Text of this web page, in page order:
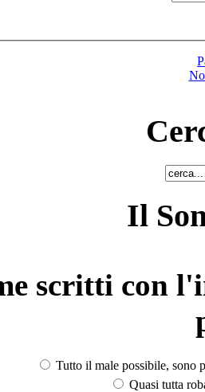
Il
scritti con
Tutto il male possibile, sono
Quasi tutta